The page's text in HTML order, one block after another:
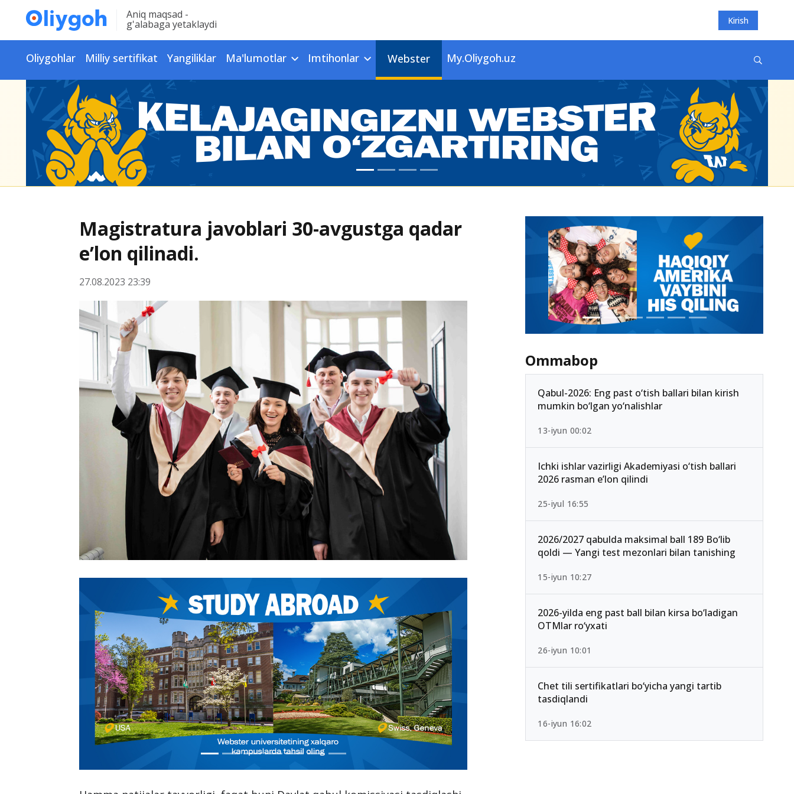
Aniq maqsad -
g'alabaga yetaklaydi Kirish
Oliygohlar Milliy sertifikat Yangiliklar Ma'lumotlar Imtihonlar Webster My.Oliygoh.uz
Magistratura javoblari 30-avgustga qadar
e’lon qilinadi.
27.08.2023 23:39
Ommabop
Qabul-2026: Eng past o‘tish ballari bilan kirish
mumkin bo‘lgan yo‘nalishlar
13-iyun 00:02
Ichki ishlar vazirligi Akademiyasi o‘tish ballari
2026 rasman e’lon qilindi
25-iyul 16:55
2026/2027 qabulda maksimal ball 189 Bo‘lib
qoldi — Yangi test mezonlari bilan tanishing
15-iyun 10:27
2026-yilda eng past ball bilan kirsa bo‘ladigan
OTMlar ro‘yxati
26-iyun 10:01
Chet tili sertifikatlari bo‘yicha yangi tartib
tasdiqlandi
16-iyun 16:02